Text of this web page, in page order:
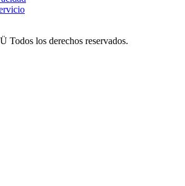
Todos los derechos reservados.